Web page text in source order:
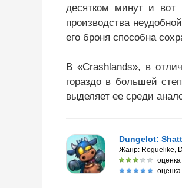
десятком минут и
производства
его броня способна
В «Crashlands», в
гораздо в большей
выделяет ее среди
Dungelot:
Жанр: Roguelike,